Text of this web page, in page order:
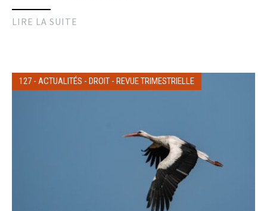
LIRE LA SUITE
127 - ACTUALITÉS - DROIT - REVUE TRIMESTRIELLE